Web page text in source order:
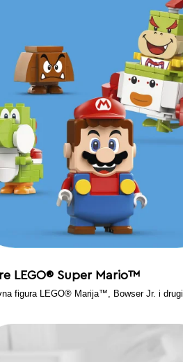
LEGO® Super Mario™
figura LEGO® Marija™, Bowser Jr. i drugi.